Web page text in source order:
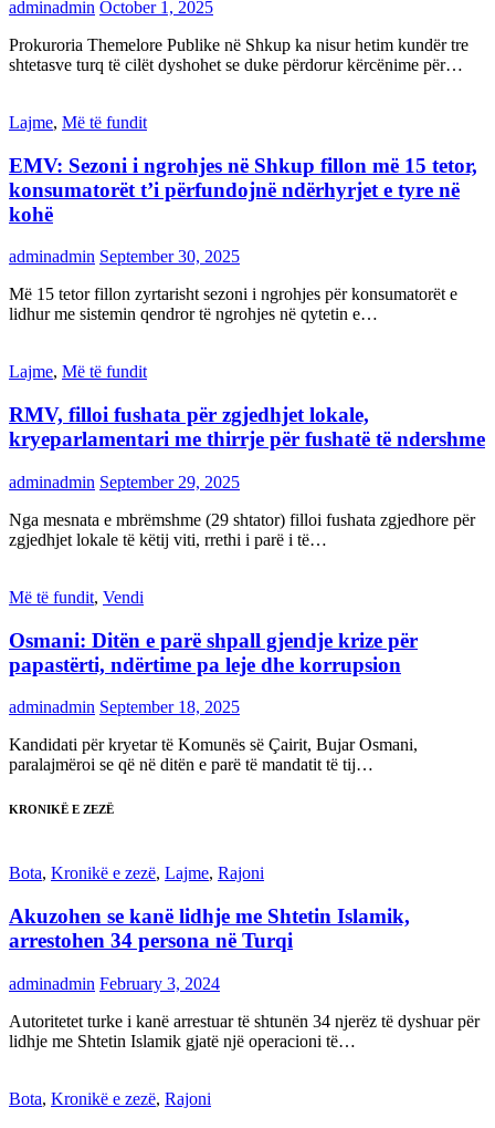
adminadmin October 1, 2025
Prokuroria Themelore Publike në Shkup ka nisur hetim kundër tre
shtetasve turq të cilët dyshohet se duke përdorur kërcënime për…
Lajme, Më të fundit
EMV: Sezoni i ngrohjes në Shkup fillon më 15 tetor,
konsumatorët t’i përfundojnë ndërhyrjet e tyre në
kohë
adminadmin September 30, 2025
Më 15 tetor fillon zyrtarisht sezoni i ngrohjes për konsumatorët e
lidhur me sistemin qendror të ngrohjes në qytetin e…
Lajme, Më të fundit
RMV, filloi fushata për zgjedhjet lokale,
kryeparlamentari me thirrje për fushatë të ndershme
adminadmin September 29, 2025
Nga mesnata e mbrëmshme (29 shtator) filloi fushata zgjedhore për
zgjedhjet lokale të këtij viti, rrethi i parë i të…
Më të fundit, Vendi
Osmani: Ditën e parë shpall gjendje krize për
papastërti, ndërtime pa leje dhe korrupsion
adminadmin September 18, 2025
Kandidati për kryetar të Komunës së Çairit, Bujar Osmani,
paralajmëroi se që në ditën e parë të mandatit të tij…
KRONIKË E ZEZË
Bota, Kronikë e zezë, Lajme, Rajoni
Akuzohen se kanë lidhje me Shtetin Islamik,
arrestohen 34 persona në Turqi
adminadmin February 3, 2024
Autoritetet turke i kanë arrestuar të shtunën 34 njerëz të dyshuar për
lidhje me Shtetin Islamik gjatë një operacioni të…
Bota, Kronikë e zezë, Rajoni